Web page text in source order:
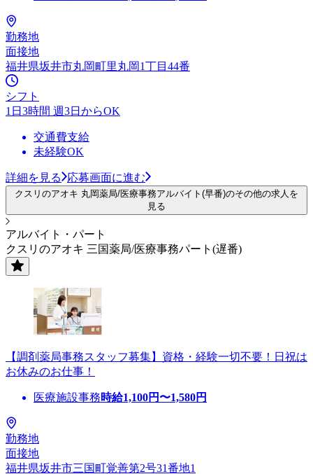
勤務地
面接地
福井県坂井市丸岡町里丸岡1丁目44番
シフト
1日3時間 週3日からOK
交通費支給
未経験OK
詳細を見る 応募画面に進む
クスリのアオキ 丸岡薬局/医療事務アルバイト(早番)のその他の求人を
見る
アルバイト・パート
クスリのアオキ 三国薬局/医療事務パート(遅番)
【調剤薬局事務スタッフ募集】資格・経験一切不要！日祝は
お休みのお仕事！
医療施設事務時給1,100円〜1,580円
勤務地
面接地
福井県坂井市三国町覚善第2号31番地1